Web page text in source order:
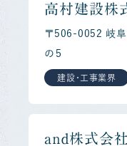
高村建設株
〒506-0052 岐阜
の５
建設・工事業界
ａｎｄ株式会社